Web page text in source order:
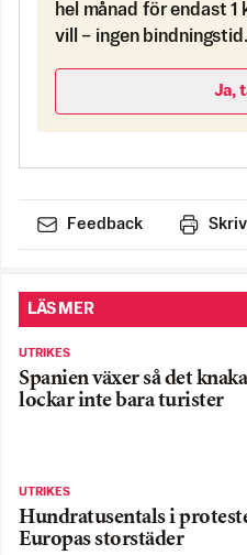
hel månad för endast 1
vill – ingen bindningstid.
Ja,
Feedback
LÄS MER
UTRIKES
Spanien växer så det
lockar inte bara turister
UTRIKES
Hundratusentals i
Europas storstäder